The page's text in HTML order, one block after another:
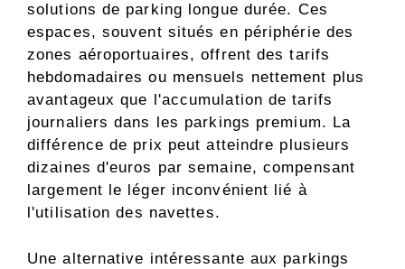
solutions de parking longue durée. Ces
espaces, souvent situés en périphérie des
zones aéroportuaires, offrent des tarifs
hebdomadaires ou mensuels nettement plus
avantageux que l'accumulation de tarifs
journaliers dans les parkings premium. La
différence de prix peut atteindre plusieurs
dizaines d'euros par semaine, compensant
largement le léger inconvénient lié à
l'utilisation des navettes.
Une alternative intéressante aux parkings